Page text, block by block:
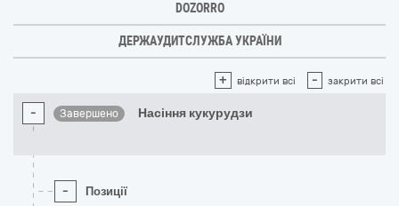
DOZORRO
ДЕРЖАУДИТСЛУЖБА УКРАЇНИ
+ відкрити всі - закрити всі
- Завершено Насіння кукурудзи
- Позиції